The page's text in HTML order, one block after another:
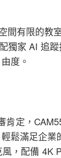
間有限的教
獨家 AI 追
度。
肯定，
鬆滿足企業
，配備 4K